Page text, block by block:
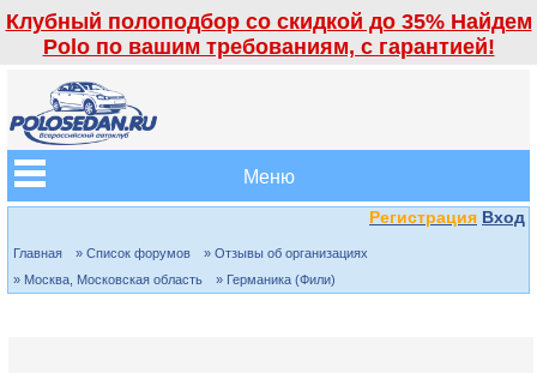
Клубный полоподбор со скидкой до 35% Найдем
Polo по вашим требованиям, с гарантией!
Меню
Регистрация Вход
Главная » Список форумов
» Отзывы об организациях
» Москва, Московская область
» Германика (Фили)